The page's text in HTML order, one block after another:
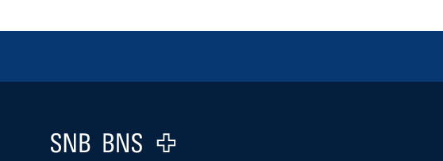
Logo